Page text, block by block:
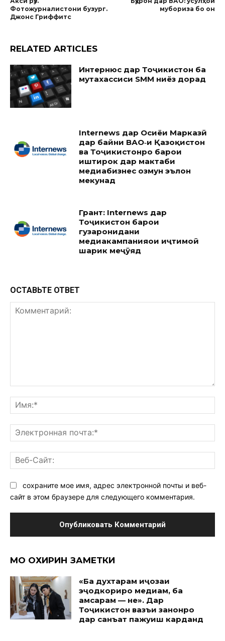
Фотожурналистони бузург.
Джонс Гриффитс
мубориза бо он
RELATED ARTICLES
Интернюс дар Тоҷикистон ба
мутахассиси SMM ниёз дорад
Internews дар Осиёи Марказӣ
дар байни ВАО‑и Қазоқистон
ва Тоҷикистонро барои
иштирок дар мактаби
медиабизнес озмун эълон
мекунад
Грант: Internews дар
Тоҷикистон барои
гузаронидани
медиакампанияҳои иҷтимоӣ
шарик меҷӯяд
ОСТАВЬТЕ ОТВЕТ
сохраните мое имя, адрес электронной почты и веб-
сайт в этом браузере для следующего комментария.
МО ОХИРИН ЗАМЕТКИ
«Ба духтарам иҷозаи
эҷодкориро медиҳам, ба
ҳамсарам — не». Дар
Тоҷикистон вазъи занонро
дар санъат пажуҳиш карданд